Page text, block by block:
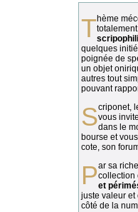
Thème méconnu des collectionneurs et
quelques
poignée de
un objet
autres tout
pouvant
vous
dans le
bourse et
cote, son
Par sa richesse et sa diversité, lacollection
et
juste valeur et
côté de la